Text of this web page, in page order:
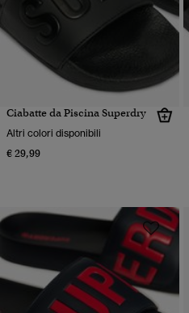
Ciabatte da Piscina Superdry
Altri colori disponibili
€ 29,99